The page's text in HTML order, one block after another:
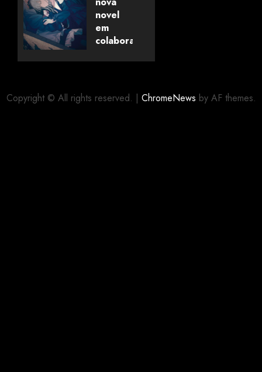
Universo
dos
Livros
novel
em
colaboração
Copyright © All rights reserved. | ChromeNews by AF themes.